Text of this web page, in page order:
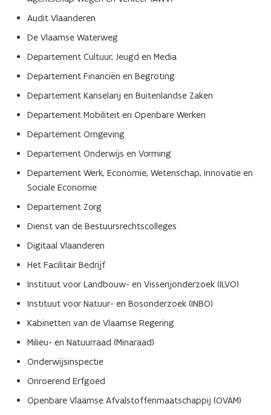
Audit Vlaanderen
De Vlaamse Waterweg
Departement Cultuur, Jeugd en Media
Departement Financiën en Begroting
Departement Kanselarij en Buitenlandse Zaken
Departement Mobiliteit en Openbare Werken
Departement Omgeving
Departement Onderwijs en Vorming
Departement Werk, Economie, Wetenschap, Innovatie en
Sociale Economie
Departement Zorg
Dienst van de Bestuursrechtscolleges
Digitaal Vlaanderen
Het Facilitair Bedrijf
Instituut voor Landbouw- en Visserijonderzoek (ILVO)
Instituut voor Natuur- en Bosonderzoek (INBO)
Kabinetten van de Vlaamse Regering
Milieu- en Natuurraad (Minaraad)
Onderwijsinspectie
Onroerend Erfgoed
Openbare Vlaamse Afvalstoffenmaatschappij (OVAM)